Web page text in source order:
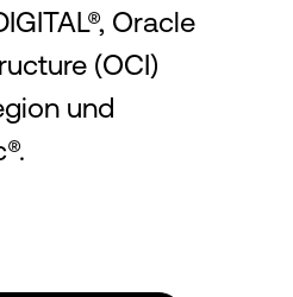
Oracle
(OCI)
und